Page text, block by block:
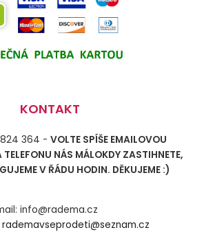
KONTAKT
364 - VOLTE SPÍŠE EMAILOVOU
NÁS MÁLOKDY ZASTIHNETE,
V ŘÁDU HODIN. DĚKUJEME :)
info@radema.cz
rademavseprodeti@seznam.cz